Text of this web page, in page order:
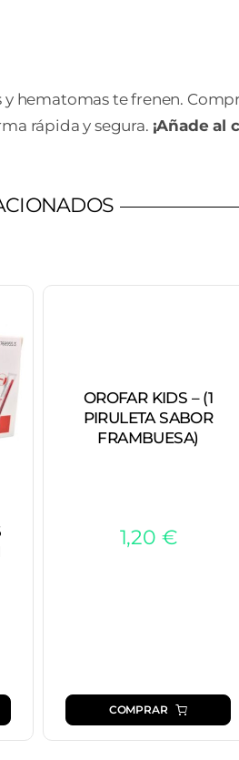
y hematomas te frenen.
rápida y segura. ¡Añade al
€.€.
OROFAR KIDS – (1
PIRULETA SABOR
FRAMBUESA)
1,20 €
COMPRAR